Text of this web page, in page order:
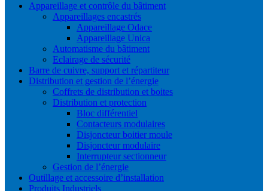
Appareillage et contrôle du bâtiment
Appareillages encastrés
Appareillage Odace
Appareillage Unica
Automatisme du bâtiment
Eclairage de sécurité
Barre de cuivre, support et répartiteur
Distribution et gestion de l’énergie
Coffrets de distribution et boites
Distribution et protection
Bloc différentiel
Contacteurs modulaires
Disjoncteur boitier moule
Disjoncteur modulaire
Interrupteur sectionneur
Gestion de l’énergie
Outillage et accessoire d’installation
Produits Industriels